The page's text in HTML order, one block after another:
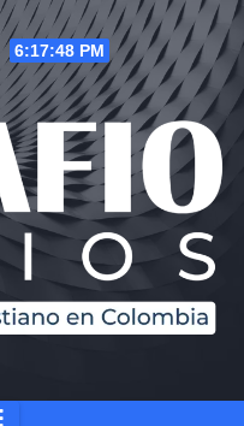
6:17:49 PM